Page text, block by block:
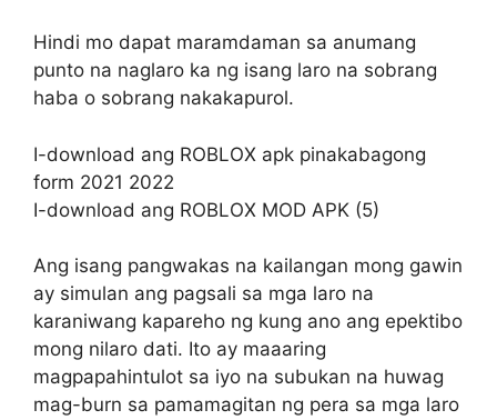
Hindi mo dapat maramdaman sa anumang
punto na naglaro ka ng isang laro na sobrang
haba o sobrang nakakapurol.
I-download ang ROBLOX apk pinakabagong
form 2021 2022
I-download ang ROBLOX MOD APK (5)
Ang isang pangwakas na kailangan mong gawin
ay simulan ang pagsali sa mga laro na
karaniwang kapareho ng kung ano ang epektibo
mong nilaro dati. Ito ay maaaring
magpapahintulot sa iyo na subukan na huwag
mag-burn sa pamamagitan ng pera sa mga laro